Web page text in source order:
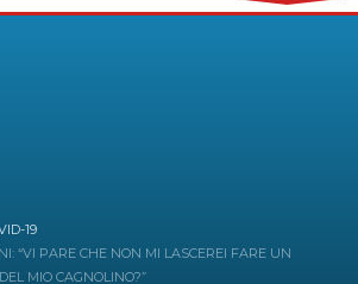
19
“VI PARE CHE NON MI LASCEREI FARE UN
MIO CAGNOLINO?”